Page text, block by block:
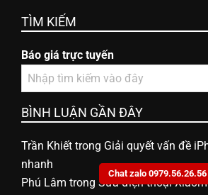
TÌM KIẾM
Báo giá trực tuyến
BÌNH LUẬN GẦN ĐÂY
Trần Khiết trong Giải quyết vấn đề
nhanh
Phú Lâm trong Sửa điện thoại
Chat zalo